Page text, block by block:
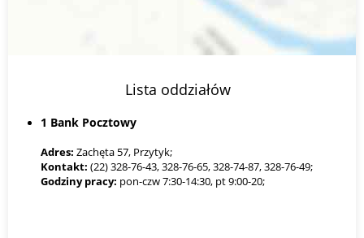
Lista oddziałów
1 Bank Pocztowy
Adres: Zachęta 57, Przytyk;
Kontakt: (22) 328-76-43, 328-76-65, 328-74-87, 328-76-49;
Godziny pracy: pon-czw 7:30-14:30, pt 9:00-20;